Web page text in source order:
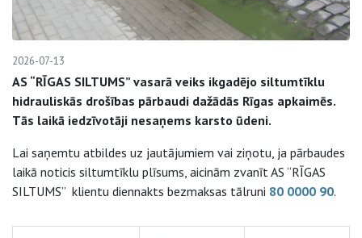
2026-07-13
AS “RĪGAS SILTUMS” vasarā veiks ikgadējo siltumtīklu
hidrauliskās drošības pārbaudi dažādās Rīgas apkaimēs.
Tās laikā iedzīvotāji nesaņems karsto ūdeni.
Lai saņemtu atbildes uz jautājumiem vai ziņotu, ja pārbaudes
laikā noticis siltumtīklu plīsums, aicinām zvanīt AS “RĪGAS
SILTUMS” klientu diennakts bezmaksas tālruni 80 0000 90.